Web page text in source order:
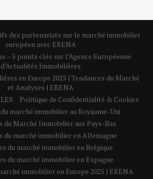
des partenariats sur le marché immobilier
européen avec ERENA
– 5 points clés sur l’Agence Européenne
d’Actualités Immobilières
en Europe 2025 | Tendances du Marché
et Analyses | ERENA
Politique de Confidentialité & Cookies
marché immobilier au Royaume-Uni
du Marché Immobilier aux Pays-Bas
du marché immobilier en Allemagne
du marché immobilier en Belgique
du marché immobilier en Espagne
immobilier en Europe 2025 | ERENA